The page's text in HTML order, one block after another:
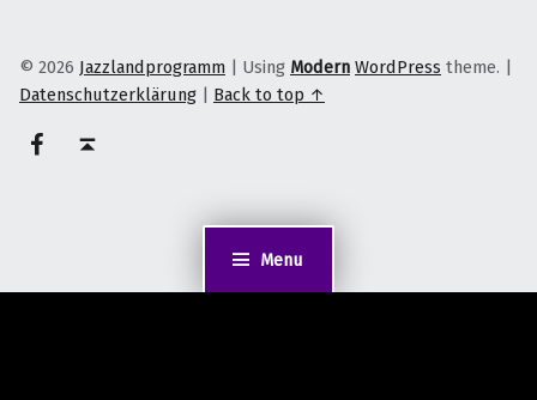
Menu
© 2026 Jazzlandprogramm | Using Modern WordPress theme. |
Datenschutzerklärung | Back to top ↑